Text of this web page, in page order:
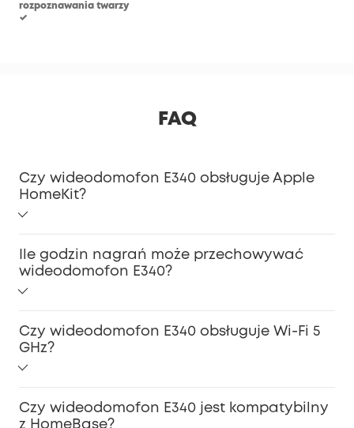
rozpoznawania twarzy
✓
FAQ
Czy wideodomofon E340 obsługuje Apple
HomeKit?
obecnie nie obsługuje HomeKit.
Ile godzin nagrań może przechowywać
wideodomofon E340?
przechowywać nagrania z 90 dni. Obliczenia bazują na
średnio 30 nagraniach dziennie, każde o długości 20
sekund.
Czy wideodomofon E340 obsługuje Wi-Fi 5
GHz?
Czy wideodomofon E340 jest kompatybilny
z HomeBase?